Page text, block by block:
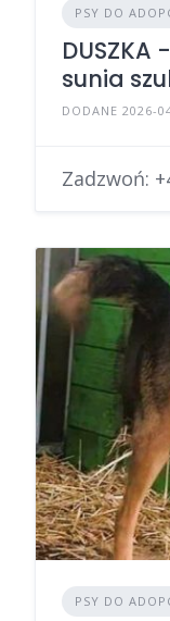
PSY DO
sunia
DODANE 2026-
Zadzwoń:
PSY DO